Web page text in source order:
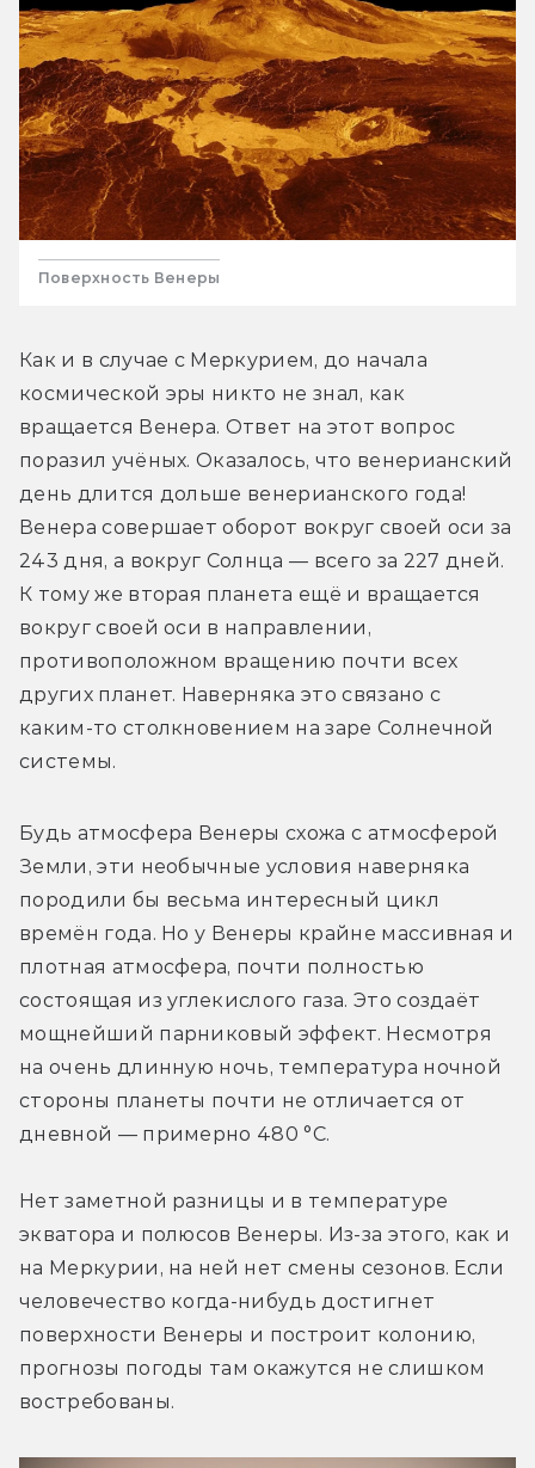
Поверхность Венеры
Как и в случае с Меркурием, до начала
космической эры никто не знал, как
вращается Венера. Ответ на этот вопрос
поразил учёных. Оказалось, что венерианский
день длится дольше венерианского года!
Венера совершает оборот вокруг своей оси за
243 дня, а вокруг Солнца — всего за 227 дней.
К тому же вторая планета ещё и вращается
вокруг своей оси в направлении,
противоположном вращению почти всех
других планет. Наверняка это связано с
каким-то столкновением на заре Солнечной
системы.
Будь атмосфера Венеры схожа с атмосферой
Земли, эти необычные условия наверняка
породили бы весьма интересный цикл
времён года. Но у Венеры крайне массивная и
плотная атмосфера, почти полностью
состоящая из углекислого газа. Это создаёт
мощнейший парниковый эффект. Несмотря
на очень длинную ночь, температура ночной
стороны планеты почти не отличается от
дневной — примерно 480 °C.
Нет заметной разницы и в температуре
экватора и полюсов Венеры. Из-за этого, как и
на Меркурии, на ней нет смены сезонов. Если
человечество когда-нибудь достигнет
поверхности Венеры и построит колонию,
прогнозы погоды там окажутся не слишком
востребованы.